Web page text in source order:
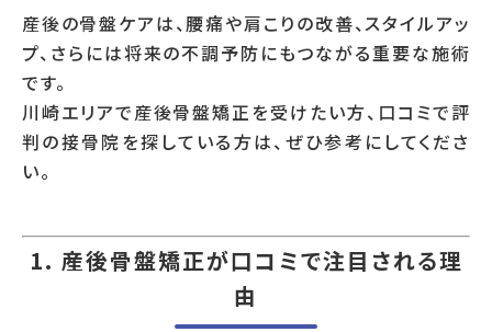
産後の骨盤ケアは、腰痛や肩こりの改善、スタイルアッ
プ、さらには将来の不調予防にもつながる重要な施術
です。
川崎エリアで産後骨盤矯正を受けたい方、口コミで評
判の接骨院を探している方は、ぜひ参考にしてくださ
い。
1. 産後骨盤矯正が口コミで注目される理
由